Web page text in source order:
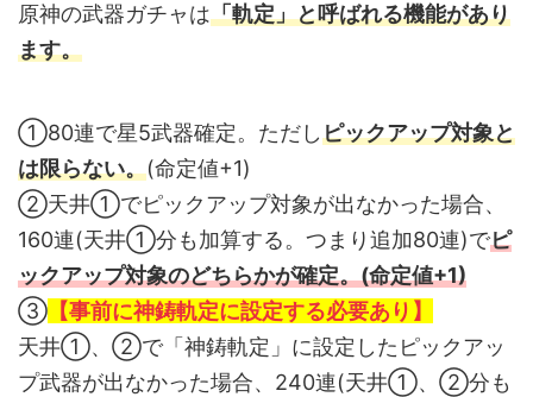
原神の武器ガチャは「軌定」と呼ばれる機能があり
ます。
①80連で星5武器確定。ただしピックアップ対象と
は限らない。(命定値+1)
②天井①でピックアップ対象が出なかった場合、
160連(天井①分も加算する。つまり追加80連)でピ
ックアップ対象のどちらかが確定。(命定値+1)
③ 【事前に神鋳軌定に設定する必要あり】
天井①、②で「神鋳軌定」に設定したピックアッ
プ武器が出なかった場合、240連(天井①、②分も